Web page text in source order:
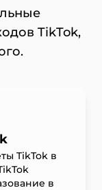
TikTok,
TikTok в
в